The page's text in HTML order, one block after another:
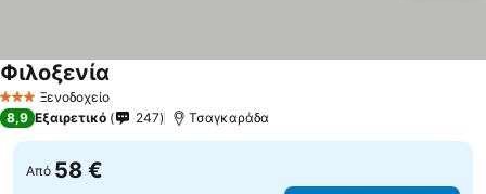
3 ΑστέριαΞενοδοχείο
Φιλοξενία
8,9 Εξαιρετικό 247 Τσαγκαράδα
Από 58 €